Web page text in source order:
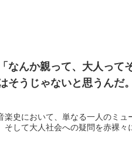
なんか親って、大人っ
そうじゃないと思うん
楽史において、単なる一人のミ
して大人社会への疑問を赤裸々